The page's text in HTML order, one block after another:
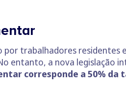
trabalhadores residentes
entanto, a nova legislação
corresponde a 50% da